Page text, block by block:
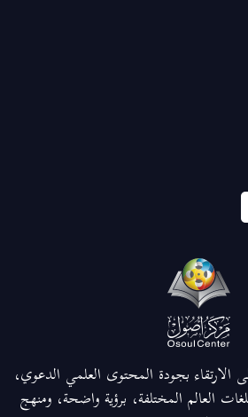
بجودة المحتوى العلمي الدعوي،
العالم المختلفة، برؤية واضحة، ومنهج